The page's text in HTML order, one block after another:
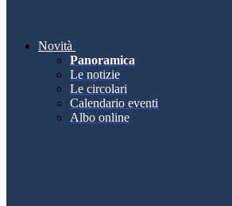
Novità
Panoramica
Le notizie
Le circolari
Calendario eventi
Albo online